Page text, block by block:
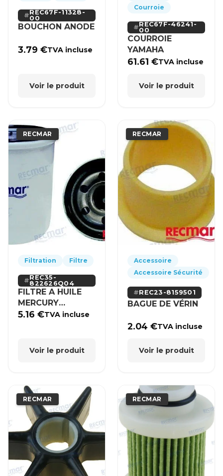
REC67F-11328-
00
BOUCHON ANODE
3.79€TVA incluse
Voir le produit
Courroie
REC67F-46241-
00
COURROIE
YAMAHA
61.61€TVA incluse
Voir le produit
RECMAR
Filtration Filtre
REC35-
822626Q04
FILTRE A HUILE
MERCURY
MERCRUISER
5.16€TVA incluse
Voir le produit
RECMAR
Accessoire
Accessoire Sécurité
REC23-8159501
BAGUE DE VÉRIN
2.04€TVA incluse
Voir le produit
RECMAR RECMAR